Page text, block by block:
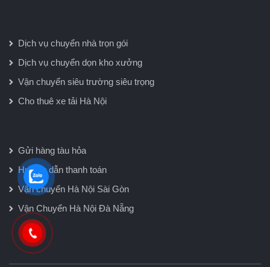
Dịch vụ chuyển dọn kho xưởng
Vận chuyển siêu trường siêu trọng
Cho thuê xe tải Hà Nội
Hướng dẫn thanh toán
Vận chuyển Hà Nội Sài Gòn
Vận Chuyển Hà Nội Đà Nẵng